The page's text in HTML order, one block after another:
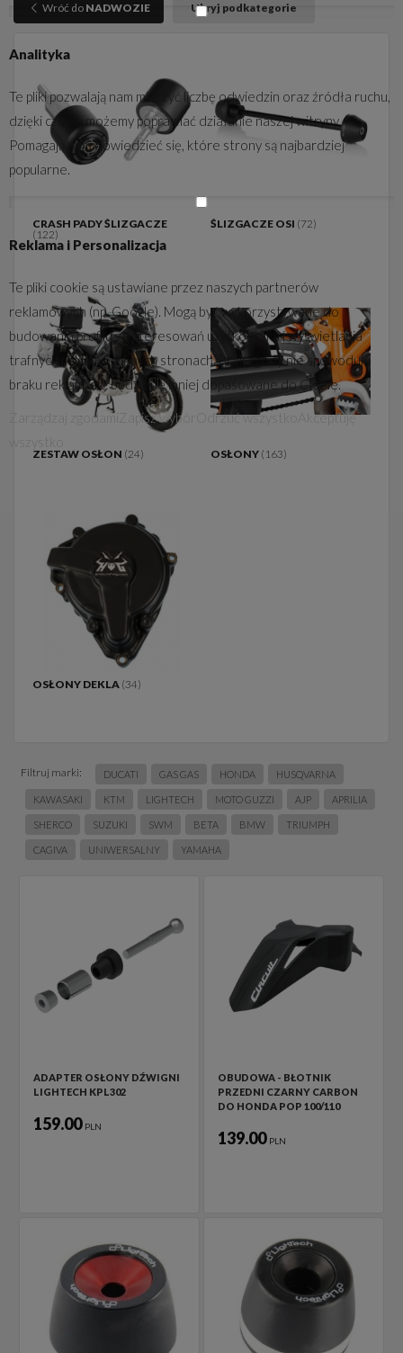
Wróć do NADWOZIE Ukryj podkategorie
CRASH PADY ŚLIZGACZE
(122)
ŚLIZGACZE OSI (72)
ZESTAW OSŁON (24) OSŁONY (163)
OSŁONY DEKLA (34)
Filtruj marki: DUCATI GAS GAS HONDA HUSQVARNA
KAWASAKI KTM LIGHTECH MOTO GUZZI AJP APRILIA
SHERCO SUZUKI SWM BETA BMW TRIUMPH
CAGIVA UNIWERSALNY YAMAHA
ADAPTER OSŁONY DŹWIGNI
LIGHTECH KPL302
159.00 PLN
OBUDOWA - BŁOTNIK
PRZEDNI CZARNY CARBON
DO HONDA POP 100/110
139.00 PLN
Analityka
Te pliki pozwalają nam mierzyć liczbę odwiedzin oraz źródła ruchu,
dzięki czemu możemy poprawiać działanie naszej witryny.
Pomagają nam dowiedzieć się, które strony są najbardziej
popularne.
Reklama i Personalizacja
Te pliki cookie są ustawiane przez naszych partnerów
reklamowych (np. Google). Mogą być wykorzystywane do
budowania profilu zainteresowań użytkownika i wyświetlania
trafnych reklam na innych stronach. Brak zgody nie spowoduje
braku reklam, ale będą one mniej dopasowane do Ciebie.
Zarządzaj zgodami Zapisz wybór Odrzuć wszystko
Akceptuję